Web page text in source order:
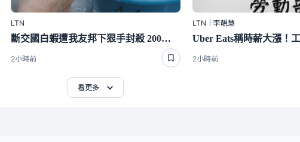
LTN
斷交國白蝦遭我友邦下狠手封殺 200萬磅出口量全歸零嚇崩了
2小時前
LTN｜李靚慧
2小時前
看更多